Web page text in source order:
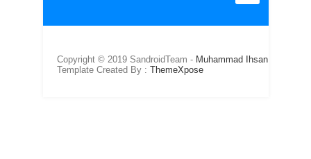
Copyright © 2019 SandroidTeam - Muhammad Ihsan
Template Created By : ThemeXpose